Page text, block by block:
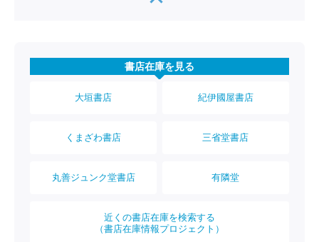
書店在庫を見る
大垣書店 紀伊國屋書店
くまざわ書店 三省堂書店
丸善ジュンク堂書店 有隣堂
近くの書店在庫を検索する
（書店在庫情報プロジェクト）